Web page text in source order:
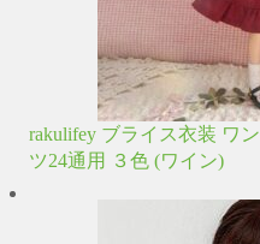
rakulifey ブライス衣装 ワ
ツ24通用 ３色 (ワイン)